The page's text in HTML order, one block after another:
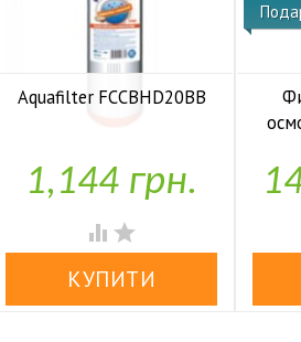
Aquafilter FCCBHD20BB
1,144 грн.
 